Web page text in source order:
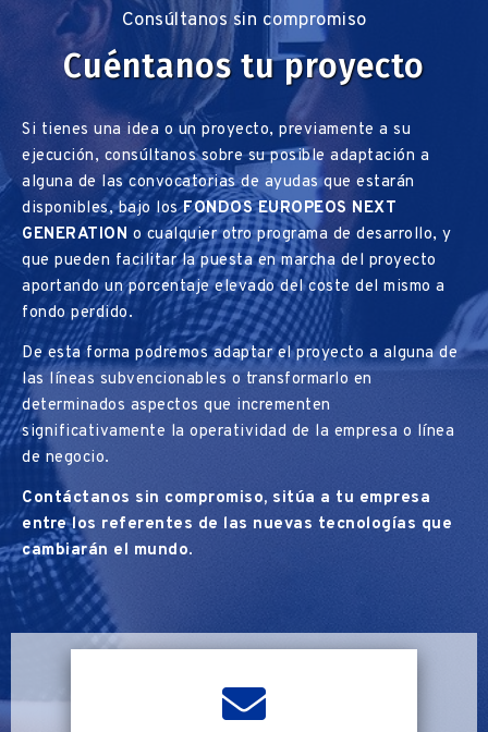
Consúltanos sin compromiso
Cuéntanos tu proyecto
Si tienes una idea o un proyecto, previamente a su
ejecución, consúltanos sobre su posible adaptación a
alguna de las convocatorias de ayudas que estarán
disponibles, bajo losFONDOS EUROPEOS NEXT
GENERATION o cualquier otro programa de desarrollo, y
que pueden facilitar la puesta en marcha del proyecto
aportando un porcentaje elevado del coste del mismo a
fondo perdido.
De esta forma podremos adaptar el proyecto a alguna de
las líneas subvencionables o transformarlo en
determinados aspectos que incrementen
significativamente la operatividad de la empresa o línea
de negocio.
Contáctanos sin compromiso, sitúa a tu empresa
entre los referentes de las nuevas tecnologías que
cambiarán el mundo.